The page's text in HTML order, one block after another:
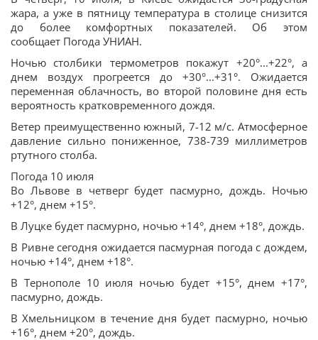
жара, а уже в пятницу температура в столице снизится
до более комфортных показателей. Об этом
сообщает Погода УНИАН.
Ночью столбики термометров покажут +20°...+22°, а
днем воздух прогреется до +30°...+31°. Ожидается
переменная облачность, во второй половине дня есть
вероятность кратковременного дождя.
Ветер преимущественно южный, 7-12 м/с. Атмосферное
давление сильно пониженное, 738-739 миллиметров
ртутного столба.
Погода 10 июля
Во Львове в четверг будет пасмурно, дождь. Ночью
+12°, днем +15°.
В Луцке будет пасмурно, ночью +14°, днем +18°, дождь.
В Ривне сегодня ожидается пасмурная погода с дождем,
ночью +14°, днем +18°.
В Тернополе 10 июля ночью будет +15°, днем +17°,
пасмурно, дождь.
В Хмельницком в течение дня будет пасмурно, ночью
+16°, днем +20°, дождь.